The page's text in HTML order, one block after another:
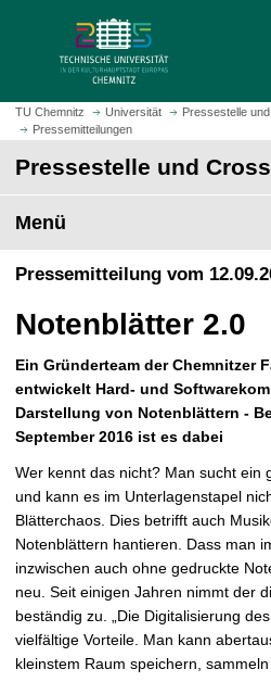
m
H
t
s
i
e
a
u
f
e
n
TU Chemnitz Universität
Pressestelle
Pressemitteilungen
Pressestelle und
Menü
Pressemitteilung vom
Notenblätter 2.0
Ein Gründerteam der Chemnitzer
entwickelt Hard- und
Darstellung von Notenblättern -
September 2016 ist es dabei
Wer kennt das nicht? Man sucht ein
und kann es im Unterlagenstapel
Blätterchaos. Dies betrifft auch
Notenblättern hantieren. Dass man
inzwischen auch ohne gedruckte
neu. Seit einigen Jahren nimmt der
beständig zu. „Die Digitalisierung
vielfältige Vorteile. Man kann
kleinstem Raum speichern,